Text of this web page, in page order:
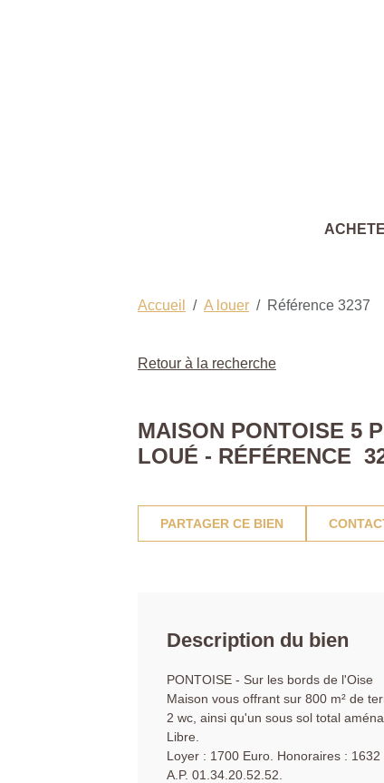
Accueil A louer Référence 3237
Retour à la recherche
MAISON PONTOISE 5
LOUÉ - RÉFÉRENCE
PARTAGER CE BIEN
Description du bien
PONTOISE - Sur les bords de l'Oise
Maison vous offrant sur 800 m² de
2 wc, ainsi qu'un sous sol total
Libre.
Loyer : 1700 Euro. Honoraires : 1632
A.P. 01.34.20.52.52.